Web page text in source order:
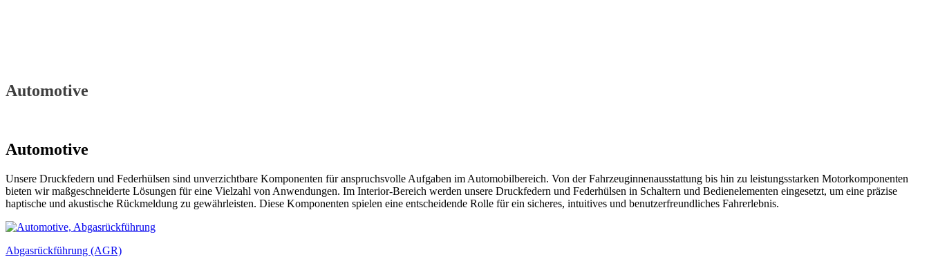
Automotive
Automotive
Unsere Druckfedern und Federhülsen sind unverzichtbare Komponenten für anspruchsvolle Aufgaben im Automobilbereich. Von der Fahrzeuginnenausstattung bis hin zu leistungsstarken Motorkomponenten
bieten wir maßgeschneiderte Lösungen für eine Vielzahl von Anwendungen. Im Interior-Bereich werden unsere Druckfedern und Federhülsen in Schaltern und Bedienelementen eingesetzt, um eine präzise
haptische und akustische Rückmeldung zu gewährleisten. Diese Komponenten spielen eine entscheidende Rolle für ein sicheres, intuitives und benutzerfreundliches Fahrerlebnis.
Abgasrückführung (AGR)